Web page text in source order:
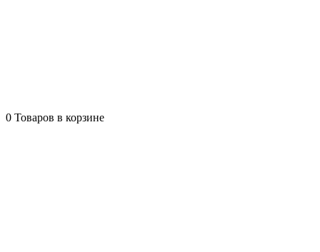
0 Товаров в корзине